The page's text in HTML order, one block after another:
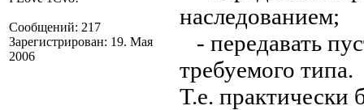
Сообщений: 217
Зарегистрирован: 19. Мая
2006
наследованием;
- передавать
требуемого типа.
Т.е. практически